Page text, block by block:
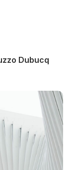
Dubucq